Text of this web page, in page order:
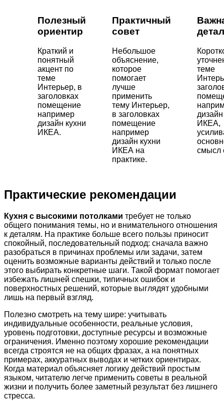
Полезный
ориентир
Краткий и
понятный
акцент по
теме
Интерьер, в
заголовках
помещение
например
дизайн кухни
ИКЕА.
Практичный
совет
Небольшое
объяснение,
которое
помогает
лучше
применить
тему Интерьер,
в заголовках
помещение
например
дизайн кухни
ИКЕА на
практике.
теме
ИКЕА,
смысл
Практические рекомендации
Кухня с высокими потолками требует не только
общего понимания темы, но и внимательного отношения
к деталям. На практике больше всего пользы приносит
спокойный, последовательный подход: сначала важно
разобраться в причинах проблемы или задачи, затем
оценить возможные варианты действий и только после
этого выбирать конкретные шаги. Такой формат помогает
избежать лишней спешки, типичных ошибок и
поверхностных решений, которые выглядят удобными
лишь на первый взгляд.
Полезно смотреть на тему шире: учитывать
индивидуальные особенности, реальные условия,
уровень подготовки, доступные ресурсы и возможные
ограничения. Именно поэтому хорошие рекомендации
всегда строятся не на общих фразах, а на понятных
примерах, аккуратных выводах и четких ориентирах.
Когда материал объясняет логику действий простым
языком, читателю легче применить советы в реальной
жизни и получить более заметный результат без лишнего
стресса.